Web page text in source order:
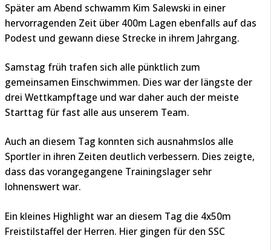
Später am Abend schwamm Kim Salewski in einer
hervorragenden Zeit über 400m Lagen ebenfalls auf das
Podest und gewann diese Strecke in ihrem Jahrgang.
Samstag früh trafen sich alle pünktlich zum
gemeinsamen Einschwimmen. Dies war der längste der
drei Wettkampftage und war daher auch der meiste
Starttag für fast alle aus unserem Team.
Auch an diesem Tag konnten sich ausnahmslos alle
Sportler in ihren Zeiten deutlich verbessern. Dies zeigte,
dass das vorangegangene Trainingslager sehr
lohnenswert war.
Ein kleines Highlight war an diesem Tag die 4x50m
Freistilstaffel der Herren. Hier gingen für den SSC